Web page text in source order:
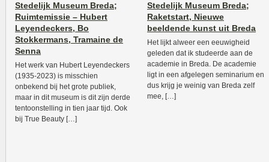
Stedelijk Museum Breda;
Ruimtemissie – Hubert
Leyendeckers, Bo
Stokkermans, Tramaine de
Senna
Het werk van Hubert Leyendeckers
(1935-2023) is misschien
onbekend bij het grote publiek,
maar in dit museum is dit zijn derde
tentoonstelling in tien jaar tijd. Ook
bij True Beauty […]
Stedelijk Museum Breda;
Raketstart, Nieuwe
beeldende kunst uit Breda
Het lijkt alweer een eeuwigheid
geleden dat ik studeerde aan de
academie in Breda. De academie
ligt in een afgelegen seminarium en
dus krijg je weinig van Breda zelf
mee, […]